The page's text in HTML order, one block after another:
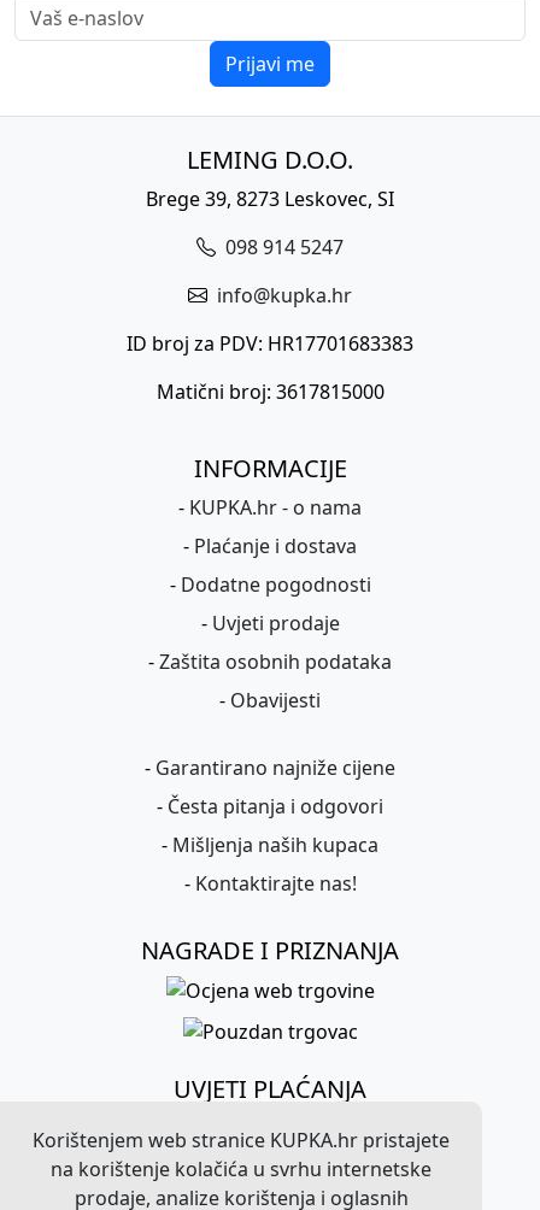
Korištenjem web stranice KUPKA.hr pristajete
na korištenje kolačića u svrhu internetske
prodaje, analize korištenja i oglasnih
Prijavi me
LEMING D.O.O.
Brege 39, 8273 Leskovec, SI
098 914 5247
info@kupka.hr
ID broj za PDV: HR17701683383
Matični broj: 3617815000
INFORMACIJE
- KUPKA.hr - o nama
- Plaćanje i dostava
- Dodatne pogodnosti
- Uvjeti prodaje
-Zaštita osobnih podataka
- Obavijesti
- Garantirano najniže cijene
- Česta pitanja i odgovori
- Mišljenja naših kupaca
- Kontaktirajte nas!
NAGRADE I PRIZNANJA
UVJETI PLAĆANJA